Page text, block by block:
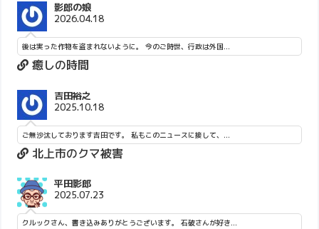
影郎の娘
2026.04.18
後は実った作物を盗まれないように。 今のご時世、行政は外国...
癒しの時間
吉田裕之
2025.10.18
ご無沙汰しております吉田です。 私もこのニュースに接して、...
北上市のクマ被害
平田影郎
2025.07.23
クルックさん、書き込みありがとうございます。 石破さんが好き...